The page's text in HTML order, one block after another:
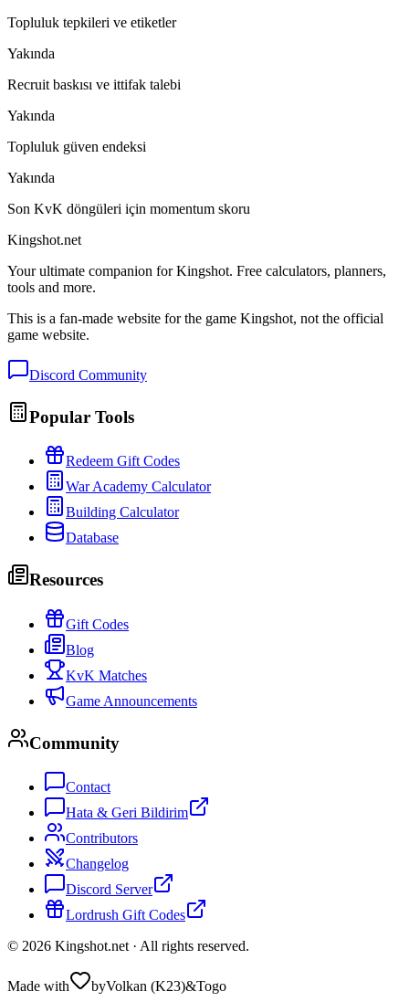
Topluluk tepkileri ve etiketler
Yakında
Recruit baskısı ve ittifak talebi
Yakında
Topluluk güven endeksi
Yakında
Son KvK döngüleri için momentum skoru
Kingshot.net
Your ultimate companion for Kingshot. Free calculators, planners,
tools and more.
This is a fan-made website for the game Kingshot, not the official
game website.
Discord Community
Popular Tools
Redeem Gift Codes
War Academy Calculator
Building Calculator
Database
Resources
Gift Codes
Blog
KvK Matches
Game Announcements
Community
Contact
Hata & Geri Bildirim
Contributors
Changelog
Discord Server
Lordrush Gift Codes
© 2026 Kingshot.net · All rights reserved.
Made with byVolkan (K23)&Togo